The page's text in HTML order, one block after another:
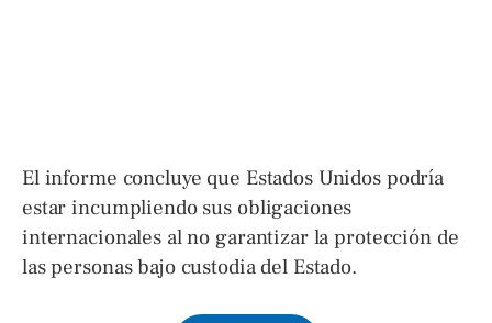
El informe concluye que Estados Unidos podría
estar incumpliendo sus obligaciones
internacionales al no garantizar la protección de
las personas bajo custodia del Estado.